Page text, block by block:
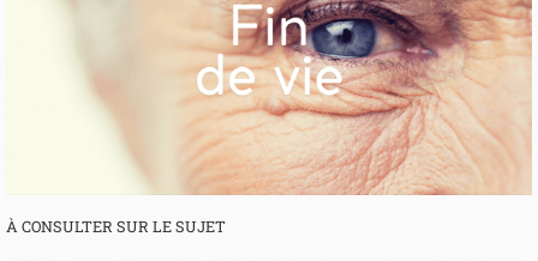
À CONSULTER SUR LE SUJET